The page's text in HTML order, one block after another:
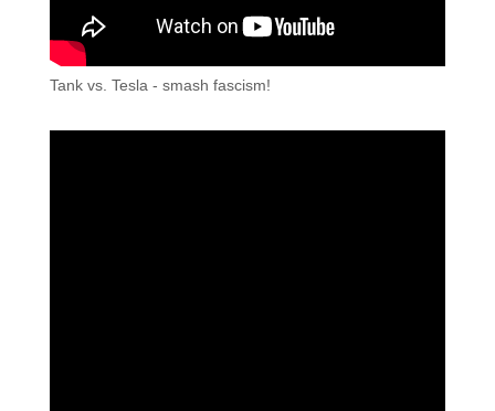
Tank vs. Tesla - smash fascism!